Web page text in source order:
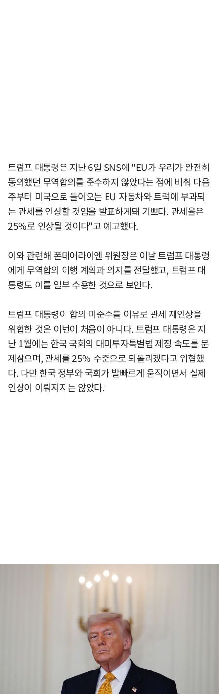
트럼프 대통령은 지난 6일 SNS에 "EU가 우리가 완전히
동의했던 무역합의를 준수하지 않았다는 점에 비춰 다음
주부터 미국으로 들어오는 EU 자동차와 트럭에 부과되
는 관세를 인상할 것임을 발표하게돼 기쁘다. 관세율은
25%로 인상될 것이다"고 예고했다.
이와 관련해 폰데어라이엔 위원장은 이날 트럼프 대통령
에게 무역합의 이행 계획과 의지를 전달했고, 트럼프 대
통령도 이를 일부 수용한 것으로 보인다.
트럼프 대통령이 합의 미준수를 이유로 관세 재인상을
위협한 것은 이번이 처음이 아니다. 트럼프 대통령은 지
난 1월에는 한국 국회의 대미투자특별법 제정 속도를 문
제삼으며, 관세를 25% 수준으로 되돌리겠다고 위협했
다. 다만 한국 정부와 국회가 발빠르게 움직이면서 실제
인상이 이뤄지지는 않았다.